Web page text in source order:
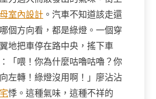
室內設計 。汽車不知道該走還
個方向看，都是綠燈。一個穿
地把車停在路中央，搖下車
「喂！你為什麼咕嚕咕嚕？你
左轉！綠燈沒用啊！」廖沾沾
悸。這種氣味，這種不祥的